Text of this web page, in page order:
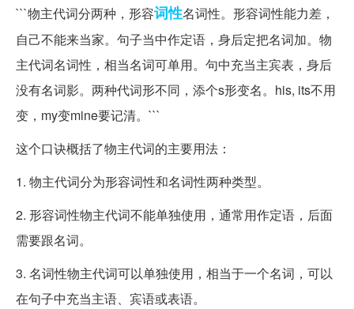
```物主代词分两种，形容词性名词性。形容词性能力差，
自己不能来当家。句子当中作定语，身后定把名词加。物
主代词名词性，相当名词可单用。句中充当主宾表，身后
没有名词影。两种代词形不同，添个s形变名。his, its不用
变，my变mine要记清。```
这个口诀概括了物主代词的主要用法：
1. 物主代词分为形容词性和名词性两种类型。
2. 形容词性物主代词不能单独使用，通常用作定语，后面
需要跟名词。
3. 名词性物主代词可以单独使用，相当于一个名词，可以
在句子中充当主语、宾语或表语。